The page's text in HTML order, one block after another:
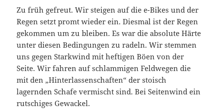
Zu früh gefreut. Wir steigen auf die e-Bikes und der
Regen setzt promt wieder ein. Diesmal ist der Regen
gekommen um zu bleiben. Es war die absolute Härte
unter diesen Bedingungen zu radeln. Wir stemmen
uns gegen Starkwind mit heftigen Böen von der
Seite. Wir fahren auf schlammigen Feldwegen die
mit den „Hinterlassenschaften“ der stoisch
lagernden Schafe vermischt sind. Bei Seitenwind ein
rutschiges Gewackel.